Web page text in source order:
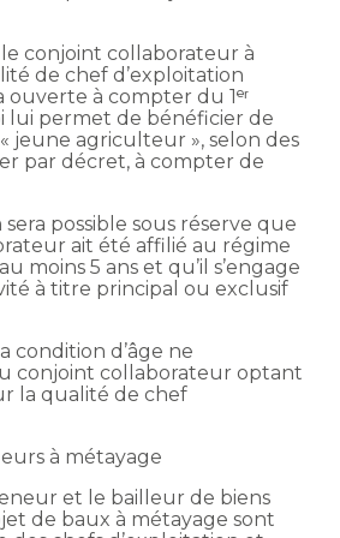
conjoint collaborateur à
de chef d’exploitation
ouverte à compter du 1ᵉʳ
lui permet de bénéficier de
jeune agriculteur », selon des
par décret, à compter de
possible sous réserve que
ait été affilié au régime
moins 5 ans et qu’il s’engage
à titre principal ou exclusif
condition d’âge ne
conjoint collaborateur optant
la qualité de chef
à métayage
et le bailleur de biens
de baux à métayage sont